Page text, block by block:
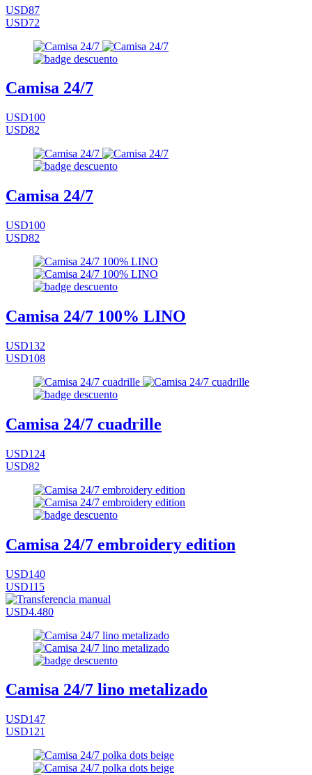
USD87
USD72
Camisa 24/7
USD100
USD82
Camisa 24/7
USD100
USD82
Camisa 24/7 100% LINO
USD132
USD108
Camisa 24/7 cuadrille
USD124
USD82
Camisa 24/7 embroidery edition
USD140
USD115
USD4.480
Camisa 24/7 lino metalizado
USD147
USD121